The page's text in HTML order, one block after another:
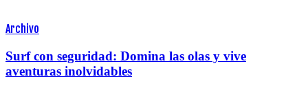
Archivo
Surf con seguridad: Domina las olas y vive
aventuras inolvidables